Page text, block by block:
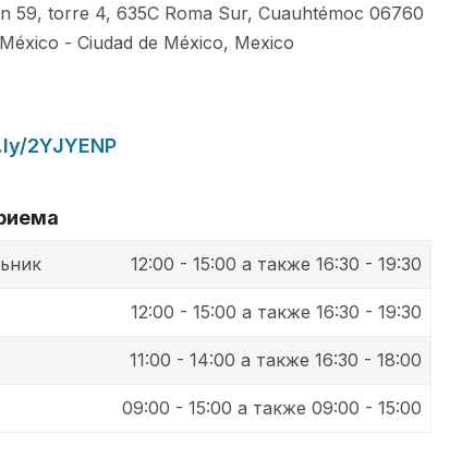
59, torre 4, 635C Roma Sur, Cuauhtémoc 06760
- Ciudad de México, Mexico
2YJYENP
12:00 - 15:00 а также 16:30 - 19:30
12:00 - 15:00 а также 16:30 - 19:30
11:00 - 14:00 а также 16:30 - 18:00
09:00 - 15:00 а также 09:00 - 15:00